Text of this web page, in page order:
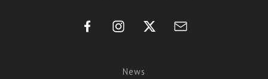
News